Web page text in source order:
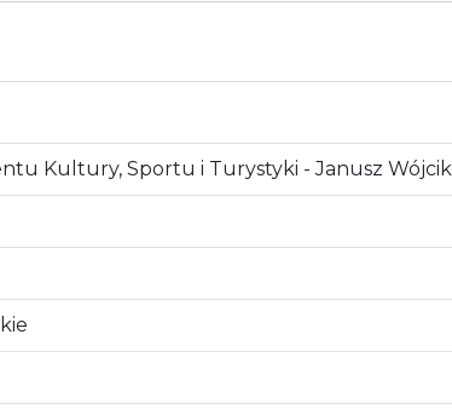
Kultury, Sportu i Turystyki - Janusz Wójcik